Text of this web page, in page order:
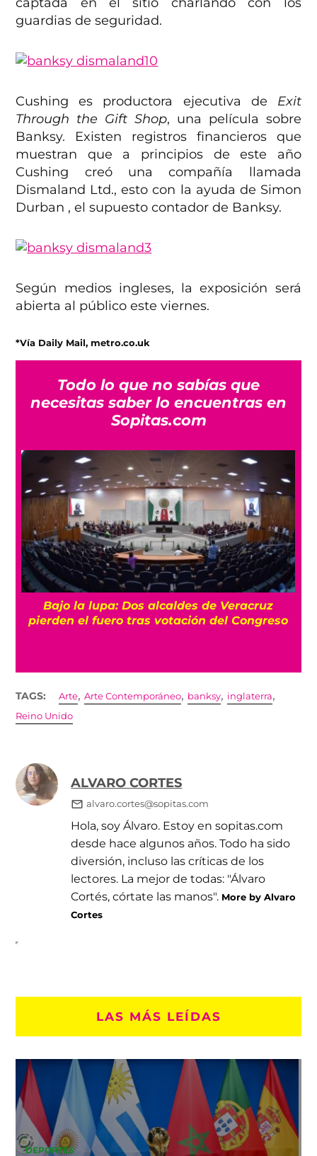
guardias de seguridad.
Cushing es productora ejecutiva de Exit
Through the Gift Shop, una película sobre
Banksy. Existen registros financieros que
muestran que a principios de este año
Cushing creó una compañía llamada
Dismaland Ltd., esto con la ayuda de Simon
Durban , el supuesto contador de Banksy.
Según medios ingleses, la exposición será
abierta al público este viernes.
*Vía Daily Mail, metro.co.uk
Todo lo que no sabías que
necesitas saber lo encuentras en
Sopitas.com
Bajo la lupa: Dos alcaldes de Veracruz
pierden el fuero tras votación del Congreso
TAGS: Arte,Arte Contemporáneo, banksy, inglaterra,
Reino Unido
ALVARO CORTES
alvaro.cortes@sopitas.com
Hola, soy Álvaro. Estoy en sopitas.com
desde hace algunos años. Todo ha sido
diversión, incluso las críticas de los
lectores. La mejor de todas: "Álvaro
Cortés, córtate las manos". More by Alvaro
Cortes
LAS MÁS LEÍDAS
DEPORTES